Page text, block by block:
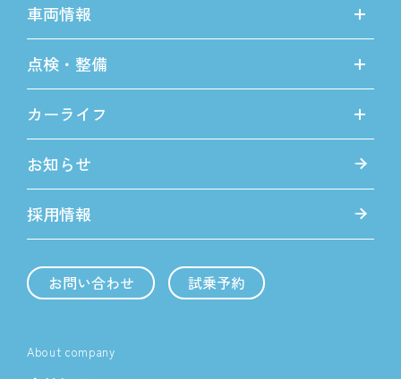
車両情報
点検・整備
カーライフ
お知らせ
採用情報
お問い合わせ 試乗予約
About company